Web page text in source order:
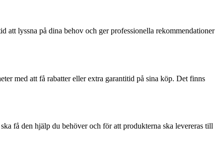
att lyssna på dina behov och ger professionella rekommendationer
med att få rabatter eller extra garantitid på sina köp. Det finns
få den hjälp du behöver och för att produkterna ska levereras till